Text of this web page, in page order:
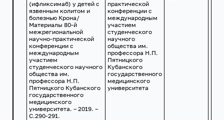
(ифликсимаб) у детей с
язвенным колитом и
болезнью Крона/
Материалы 80-й
межрегиональной
научно-практической
конференции с
международным
участием
студенческого научного
общества им.
профессора Н.П.
Пятницкого Кубанского
государственного
медицинского
университета. – 2019. –
С.290-291.
практической
конференции с
международным
участием
студенческого
научного
общества им.
профессора Н.П.
Пятницкого
Кубанского
государственного
медицинского
университета